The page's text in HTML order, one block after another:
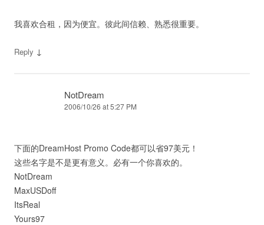
我喜欢合租，因为便宜。彼此间信赖、熟悉很重要。
Reply ↓
NotDream
2006/10/26 at 5:27 PM
下面的DreamHost Promo Code都可以省97美元！
这些名字是不是更有意义。必有一个你喜欢的。
NotDream
MaxUSDoff
ItsReal
Yours97